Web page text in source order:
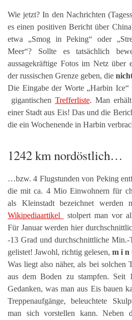
Wie jetzt? In den Nachrichten
es einen positiven Bericht über
etwa „Smog in Peking“ oder
Meer“? Sollte es tatsächlich
aussagekräftige Fotos im Netz über
der russischen Grenze geben, die
Die Eingabe der Worte „Harbin
gigantischen Trefferliste. Man
einer Stadt aus Eis! Das und die
die ein Wochenende in Harbin
1242 km nordöstlich…
…bzw. 4 Flugstunden von Peking
die mit ca. 4 Mio Einwohnern für
als Kleinstadt bezeichnet
Wikipediaartikel
stolpert man vor
Für Januar werden hier
-13 Grad und durchschnittliche Min.-
gelistet! Jawohl, richtig gelesen, m i n
Was liegt also näher, als bei solchen
aus dem Boden zu stampfen. Seit
Gedanken, was man aus Eis bauen
Treppenaufgänge, beleuchtete
man sich vorstellen kann. Neben